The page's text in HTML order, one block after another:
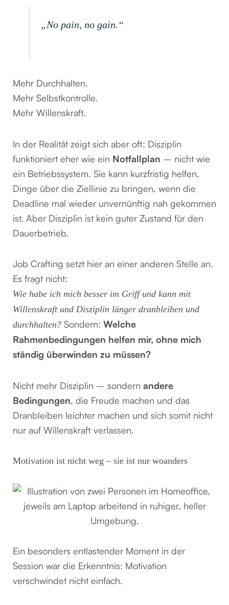
„No pain, no gain.“
Mehr Durchhalten.
Mehr Selbstkontrolle.
Mehr Willenskraft.
In der Realität zeigt sich aber oft: Disziplin
funktioniert eher wie ein Notfallplan – nicht wie
ein Betriebssystem. Sie kann kurzfristig helfen,
Dinge über die Ziellinie zu bringen, wenn die
Deadline mal wieder unvernünftig nah gekommen
ist. Aber Disziplin ist kein guter Zustand für den
Dauerbetrieb.
Job Crafting setzt hier an einer anderen Stelle an.
Es fragt nicht:
Wie habe ich mich besser im Griff und kann mit
Willenskraft und Disziplin länger dranbleiben und
durchhalten? Sondern: Welche
Rahmenbedingungen helfen mir, ohne mich
ständig überwinden zu müssen?
Nicht mehr Disziplin – sondern andere
Bedingungen, die Freude machen und das
Dranbleiben leichter machen und sich somit nicht
nur auf Willenskraft verlassen.
Motivation ist nicht weg – sie ist nur woanders
Ein besonders entlastender Moment in der
Session war die Erkenntnis: Motivation
verschwindet nicht einfach.